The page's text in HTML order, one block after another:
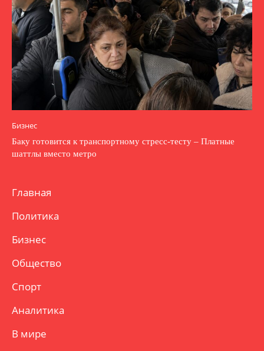
Бизнес
Баку готовится к транспортному стресс-тесту – Платные
шаттлы вместо метро
Главная
Политика
Бизнес
Общество
Спорт
Аналитика
В мире